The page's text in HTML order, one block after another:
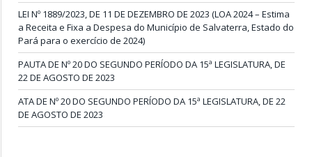
LEI Nº 1889/2023, DE 11 DE DEZEMBRO DE 2023 (LOA 2024 – Estima
a Receita e Fixa a Despesa do Município de Salvaterra, Estado do
Pará para o exercício de 2024)
PAUTA DE Nº 20 DO SEGUNDO PERÍODO DA 15ª LEGISLATURA, DE
22 DE AGOSTO DE 2023
ATA DE Nº 20 DO SEGUNDO PERÍODO DA 15ª LEGISLATURA, DE 22
DE AGOSTO DE 2023